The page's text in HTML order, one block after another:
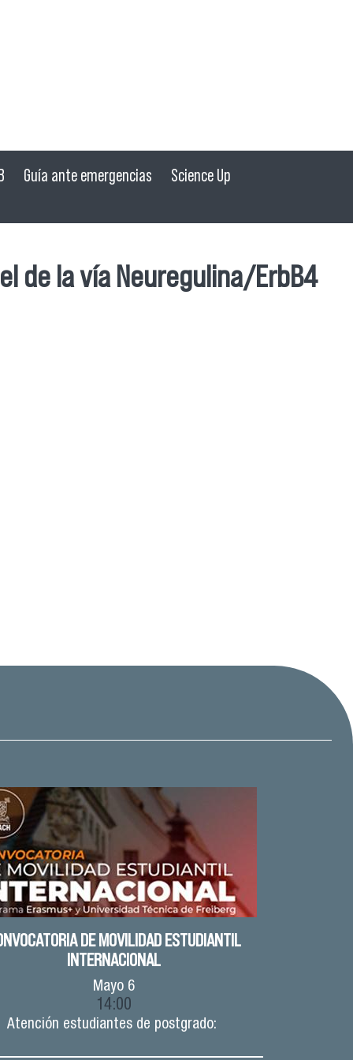
Guía ante emergencias
Science Up
de la vía Neuregulina/ErbB4
DE MOVILIDAD ESTUDIANTIL
INTERNACIONAL
Mayo 6
14:00
Atención estudiantes de postgrado: